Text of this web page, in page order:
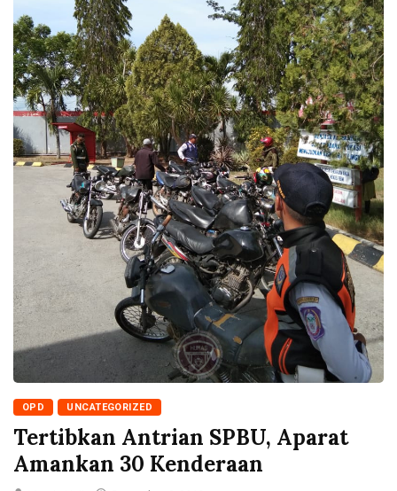
OPD UNCATEGORIZED
Tertibkan Antrian SPBU, Aparat
Amankan 30 Kenderaan